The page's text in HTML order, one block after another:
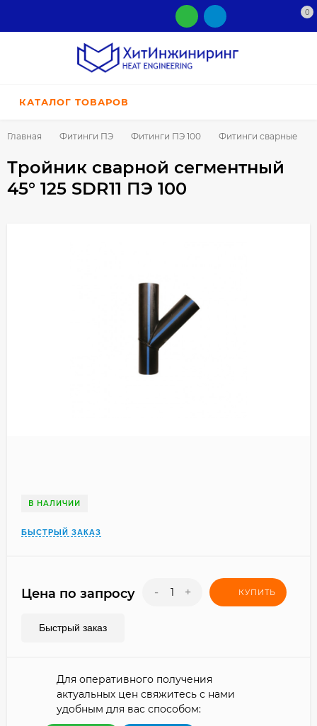
0
КАТАЛОГ ТОВАРОВ
Главная Фитинги ПЭ Фитинги ПЭ 100 Фитинги сварные
Тройник сварной сегментный
45° 125 SDR11 ПЭ 100
В НАЛИЧИИ
БЫСТРЫЙ ЗАКАЗ
Цена по запросу - + КУПИТЬ
Быстрый заказ
Для оперативного получения
актуальных цен свяжитесь с нами
удобным для вас способом: